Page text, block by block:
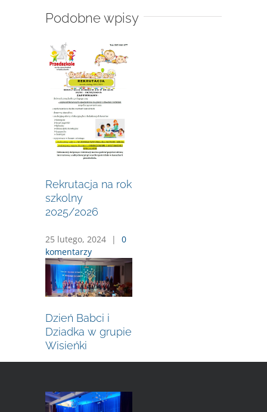
Podobne wpisy
Rekrutacja na rok
szkolny
2025/2026
25 lutego, 2024 |
0
komentarzy
Dzień Babci i
Dziadka w grupie
Wisieńki